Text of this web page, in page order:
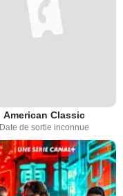
American Classic
Date de sortie inconnue